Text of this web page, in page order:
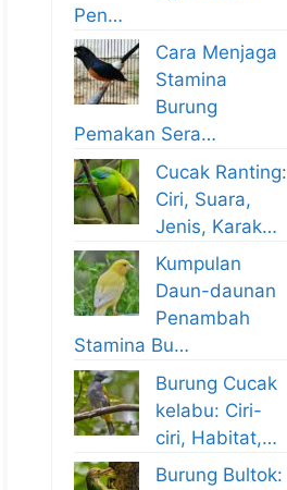
Pen…
Cara Menjaga
Stamina
Burung
Pemakan Sera…
Cucak Ranting:
Ciri, Suara,
Jenis, Karak…
Kumpulan
Daun-daunan
Penambah
Stamina Bu…
Burung Cucak
kelabu: Ciri-
ciri, Habitat,…
Burung Bultok: